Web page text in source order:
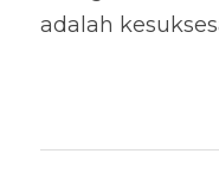
adalah